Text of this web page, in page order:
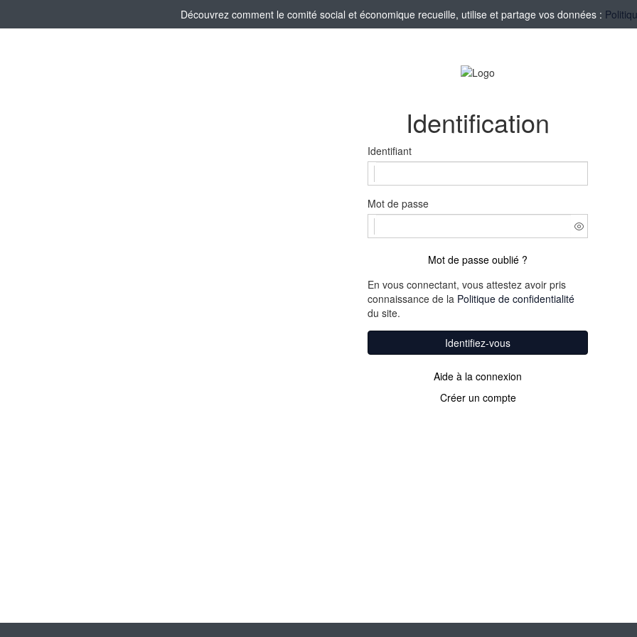
Découvrez comment le comité social et économique recueille, utilise et partage vos données :
Identification
Identifiant
Mot de passe
Mot de passe oublié ?
En vous connectant, vous attestez avoir pris
connaissance de la Politique de confidentialité
du site.
Identifiez-vous
Aide à la connexion
Créer un compte